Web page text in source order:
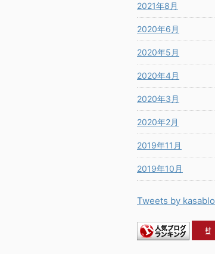
2021年8月
2020年6月
2020年5月
2020年4月
2020年3月
2020年2月
2019年11月
2019年10月
Tweets by